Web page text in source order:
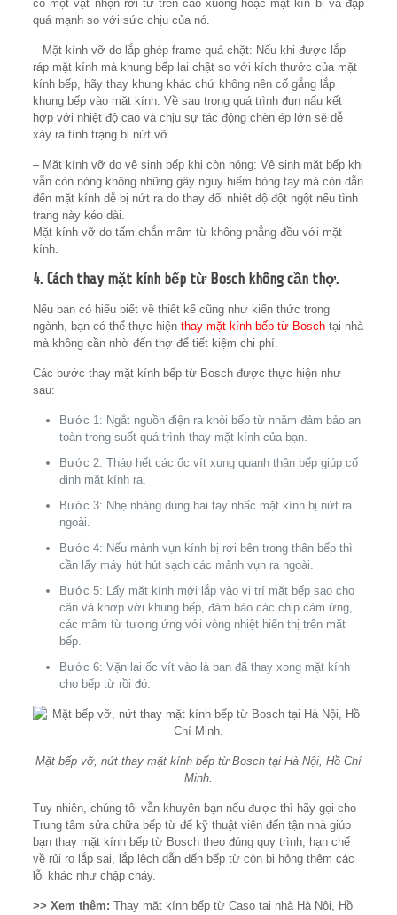
có một vật nhọn rơi từ trên cao xuống hoặc mặt kín bị va đập
quá mạnh so với sức chịu của nó.
– Mặt kính vỡ do lắp ghép frame quá chặt: Nếu khi được lắp
ráp mặt kính mà khung bếp lại chật so với kích thước của mặt
kính bếp, hãy thay khung khác chứ không nên cố gắng lắp
khung bếp vào mặt kính. Về sau trong quá trình đun nấu kết
hợp với nhiệt độ cao và chịu sự tác động chèn ép lớn sẽ dễ
xảy ra tình trạng bị nứt vỡ.
– Mặt kính vỡ do vệ sinh bếp khi còn nóng: Vệ sinh mặt bếp khi
vẫn còn nóng không những gây nguy hiểm bỏng tay mà còn dẫn
đến mặt kính dễ bị nứt ra do thay đổi nhiệt độ đột ngột nếu tình
trạng này kéo dài.
Mặt kính vỡ do tấm chắn mâm từ không phẳng đều với mặt
kính.
4. Cách thay mặt kính bếp từ Bosch không cần thợ.
Nếu bạn có hiểu biết về thiết kế cũng như kiến thức trong
ngành, bạn có thể thực hiệnthay mặt kính bếp từ Bosch tại nhà
mà không cần nhờ đến thợ để tiết kiệm chi phí.
Các bước thay mặt kính bếp từ Bosch được thực hiện như
sau:
Bước 1: Ngắt nguồn điện ra khỏi bếp từ nhằm đảm bảo an
toàn trong suốt quá trình thay mặt kính của bạn.
Bước 2: Tháo hết các ốc vít xung quanh thân bếp giúp cố
định mặt kính ra.
Bước 3: Nhẹ nhàng dùng hai tay nhấc mặt kính bị nứt ra
ngoài.
Bước 4: Nếu mảnh vụn kính bị rơi bên trong thân bếp thì
cần lấy máy hút hút sạch các mảnh vụn ra ngoài.
Bước 5: Lấy mặt kính mới lắp vào vị trí mặt bếp sao cho
cân và khớp với khung bếp, đảm bảo các chip cảm ứng,
các mâm từ tương ứng với vòng nhiệt hiển thị trên mặt
bếp.
Bước 6: Vặn lại ốc vít vào là bạn đã thay xong mặt kính
cho bếp từ rồi đó.
Mặt bếp vỡ, nứt thay mặt kính bếp từ Bosch tại Hà Nội, Hồ Chí
Minh.
Tuy nhiên, chúng tôi vẫn khuyên bạn nếu được thì hãy gọi cho
Trung tâm sửa chữa bếp từ để kỹ thuật viên đến tận nhà giúp
bạn thay mặt kính bếp từ Bosch theo đúng quy trình, hạn chế
về rủi ro lắp sai, lắp lệch dẫn đến bếp từ còn bị hỏng thêm các
lỗi khác như chập cháy.
>> Xem thêm: Thay mặt kính bếp từ Caso tại nhà Hà Nội, Hồ